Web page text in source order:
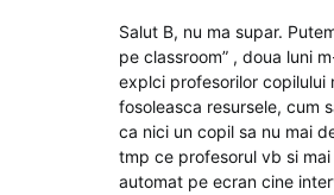
Salut B, nu ma supar.
pe classroom” , doua luni
explci profesorilor copilului
fosoleasca resursele, cum
ca nici un copil sa nu mai
tmp ce profesorul vb si
automat pe ecran cine